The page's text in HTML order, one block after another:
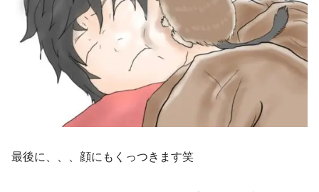
最後に、、、顔にもくっつきます笑